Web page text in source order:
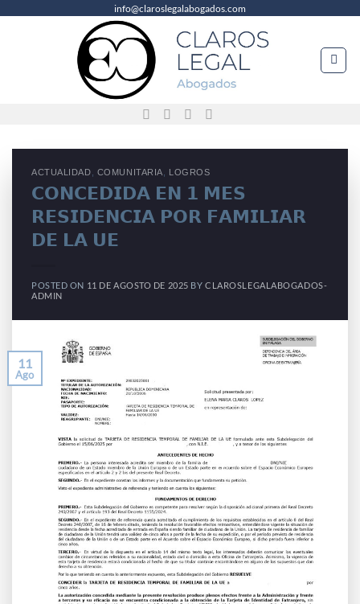
info@claroslegalabogados.com
ACTUALIDAD COMUNITARIA LOGROS
𝗖𝗢𝗡𝗖𝗘𝗗𝗜𝗗𝗔 𝗘𝗡 𝟭 𝗠𝗘𝗦
𝗥𝗘𝗦𝗜𝗗𝗘𝗡𝗖𝗜𝗔 𝗣𝗢𝗥 𝗙𝗔𝗠𝗜𝗟𝗜𝗔𝗥
𝗗𝗘 𝗟𝗔 𝗨𝗘
POSTED ON 11 DE AGOSTO DE 2025 BYCLAROSLEGALABOGADOS-
ADMIN
11
Ago